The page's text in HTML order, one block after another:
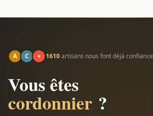
A C + 1610artisans nous font déjà confiance
Vous êtes
cordonnier ?